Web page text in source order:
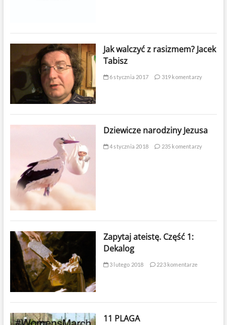
Jak walczyć z rasizmem? Jacek
Tabisz
6 stycznia 2017 319 komentarzy
Dziewicze narodziny Jezusa
4 stycznia 2018 235 komentarzy
Zapytaj ateistę. Część 1:
Dekalog
3 lutego 2018 223 komentarze
11 PLAGA